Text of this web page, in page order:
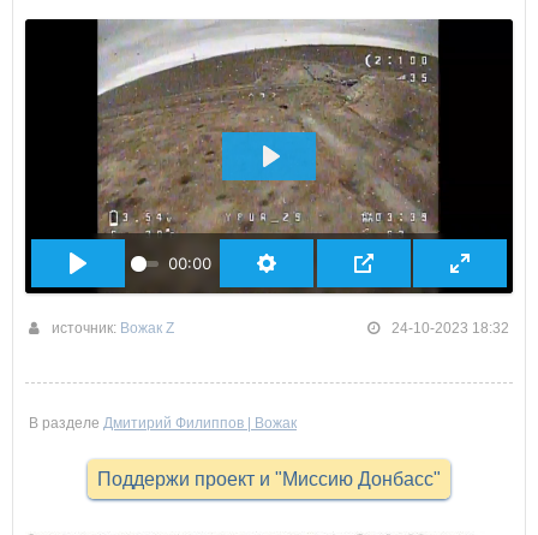
00:00
ВОСПРОИЗВЕСТИ
источник: Вожак Z 24-10-2023 18:32
В разделе Дмитирий Филиппов | Вожак
Поддержи проект и "Миссию Донбасс"